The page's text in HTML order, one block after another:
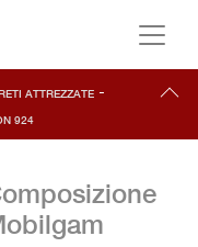
ATTREZZATE -
924